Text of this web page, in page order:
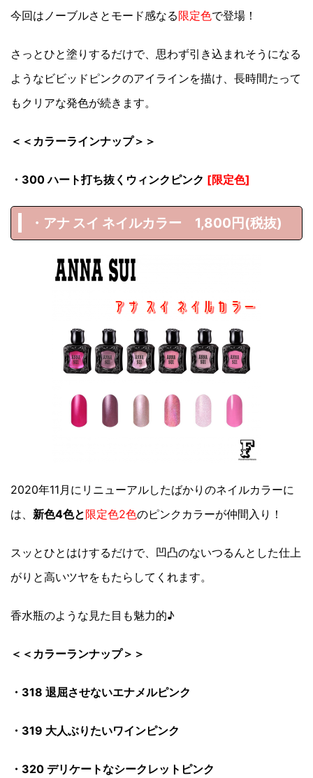
今回はノーブルさとモード感なる限定色で登場！
さっとひと塗りするだけで、思わず引き込まれそうになる
ようなビビッドピンクのアイラインを描け、長時間たって
もクリアな発色が続きます。
＜＜カラーラインナップ＞＞
・300 ハート打ち抜くウィンクピンク [限定色]
・アナ スイ ネイルカラー 1,800円(税抜)
2020年11月にリニューアルしたばかりのネイルカラーに
は、 新色4色と限定色2色のピンクカラーが仲間入り！
スッとひとはけするだけで、凹凸のないつるんとした仕上
がりと高いツヤをもたらしてくれます。
香水瓶のような見た目も魅力的♪
＜＜カラーランナップ＞＞
・318 退屈させないエナメルピンク
・319 大人ぶりたいワインピンク
・320 デリケートなシークレットピンク